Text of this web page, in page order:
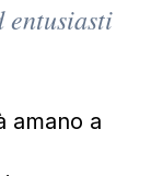
entusiasti
amano a